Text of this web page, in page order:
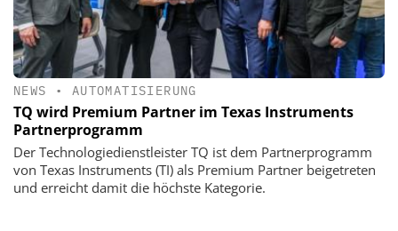
NEWS • AUTOMATISIERUNG
TQ wird Premium Partner im Texas Instruments
Partnerprogramm
Der Technologiedienstleister TQ ist dem Partnerprogramm
von Texas Instruments (TI) als Premium Partner beigetreten
und erreicht damit die höchste Kategorie.